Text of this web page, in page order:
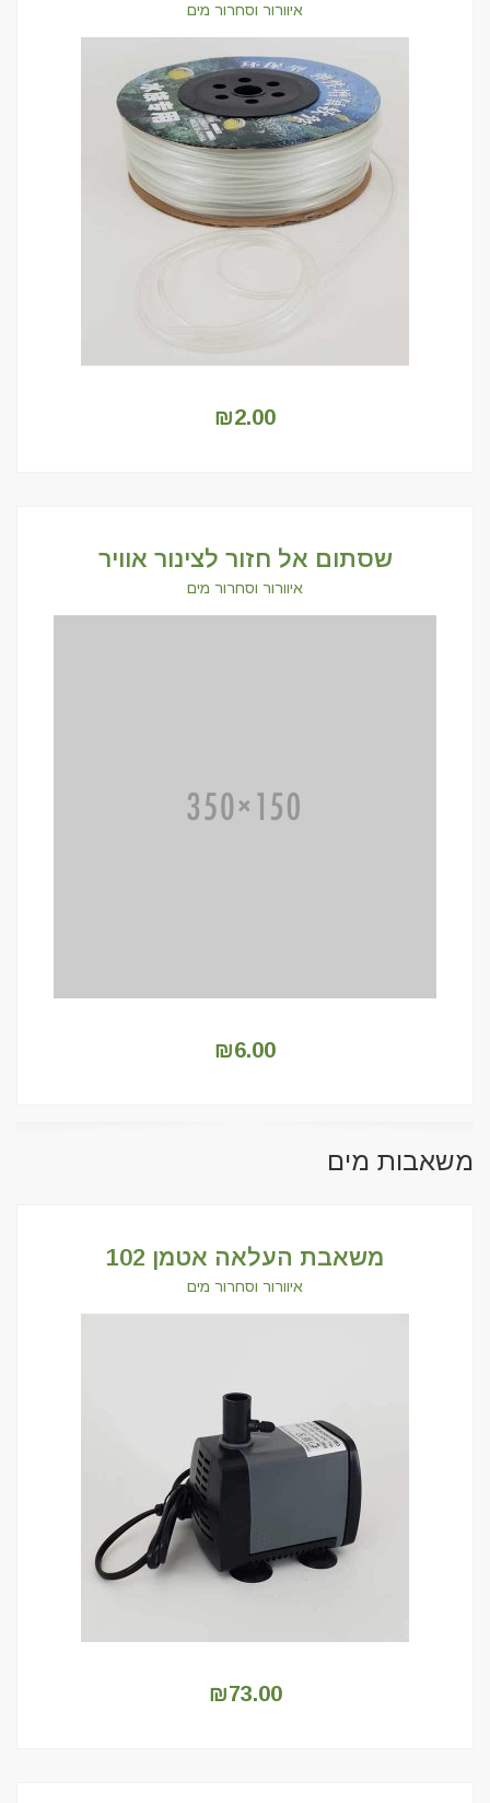
איוורור וסחרור מים
₪2.00
שסתום אל חזור לצינור אוויר
איוורור וסחרור מים
₪6.00
משאבות מים
משאבת העלאה אטמן 102
איוורור וסחרור מים
₪73.00